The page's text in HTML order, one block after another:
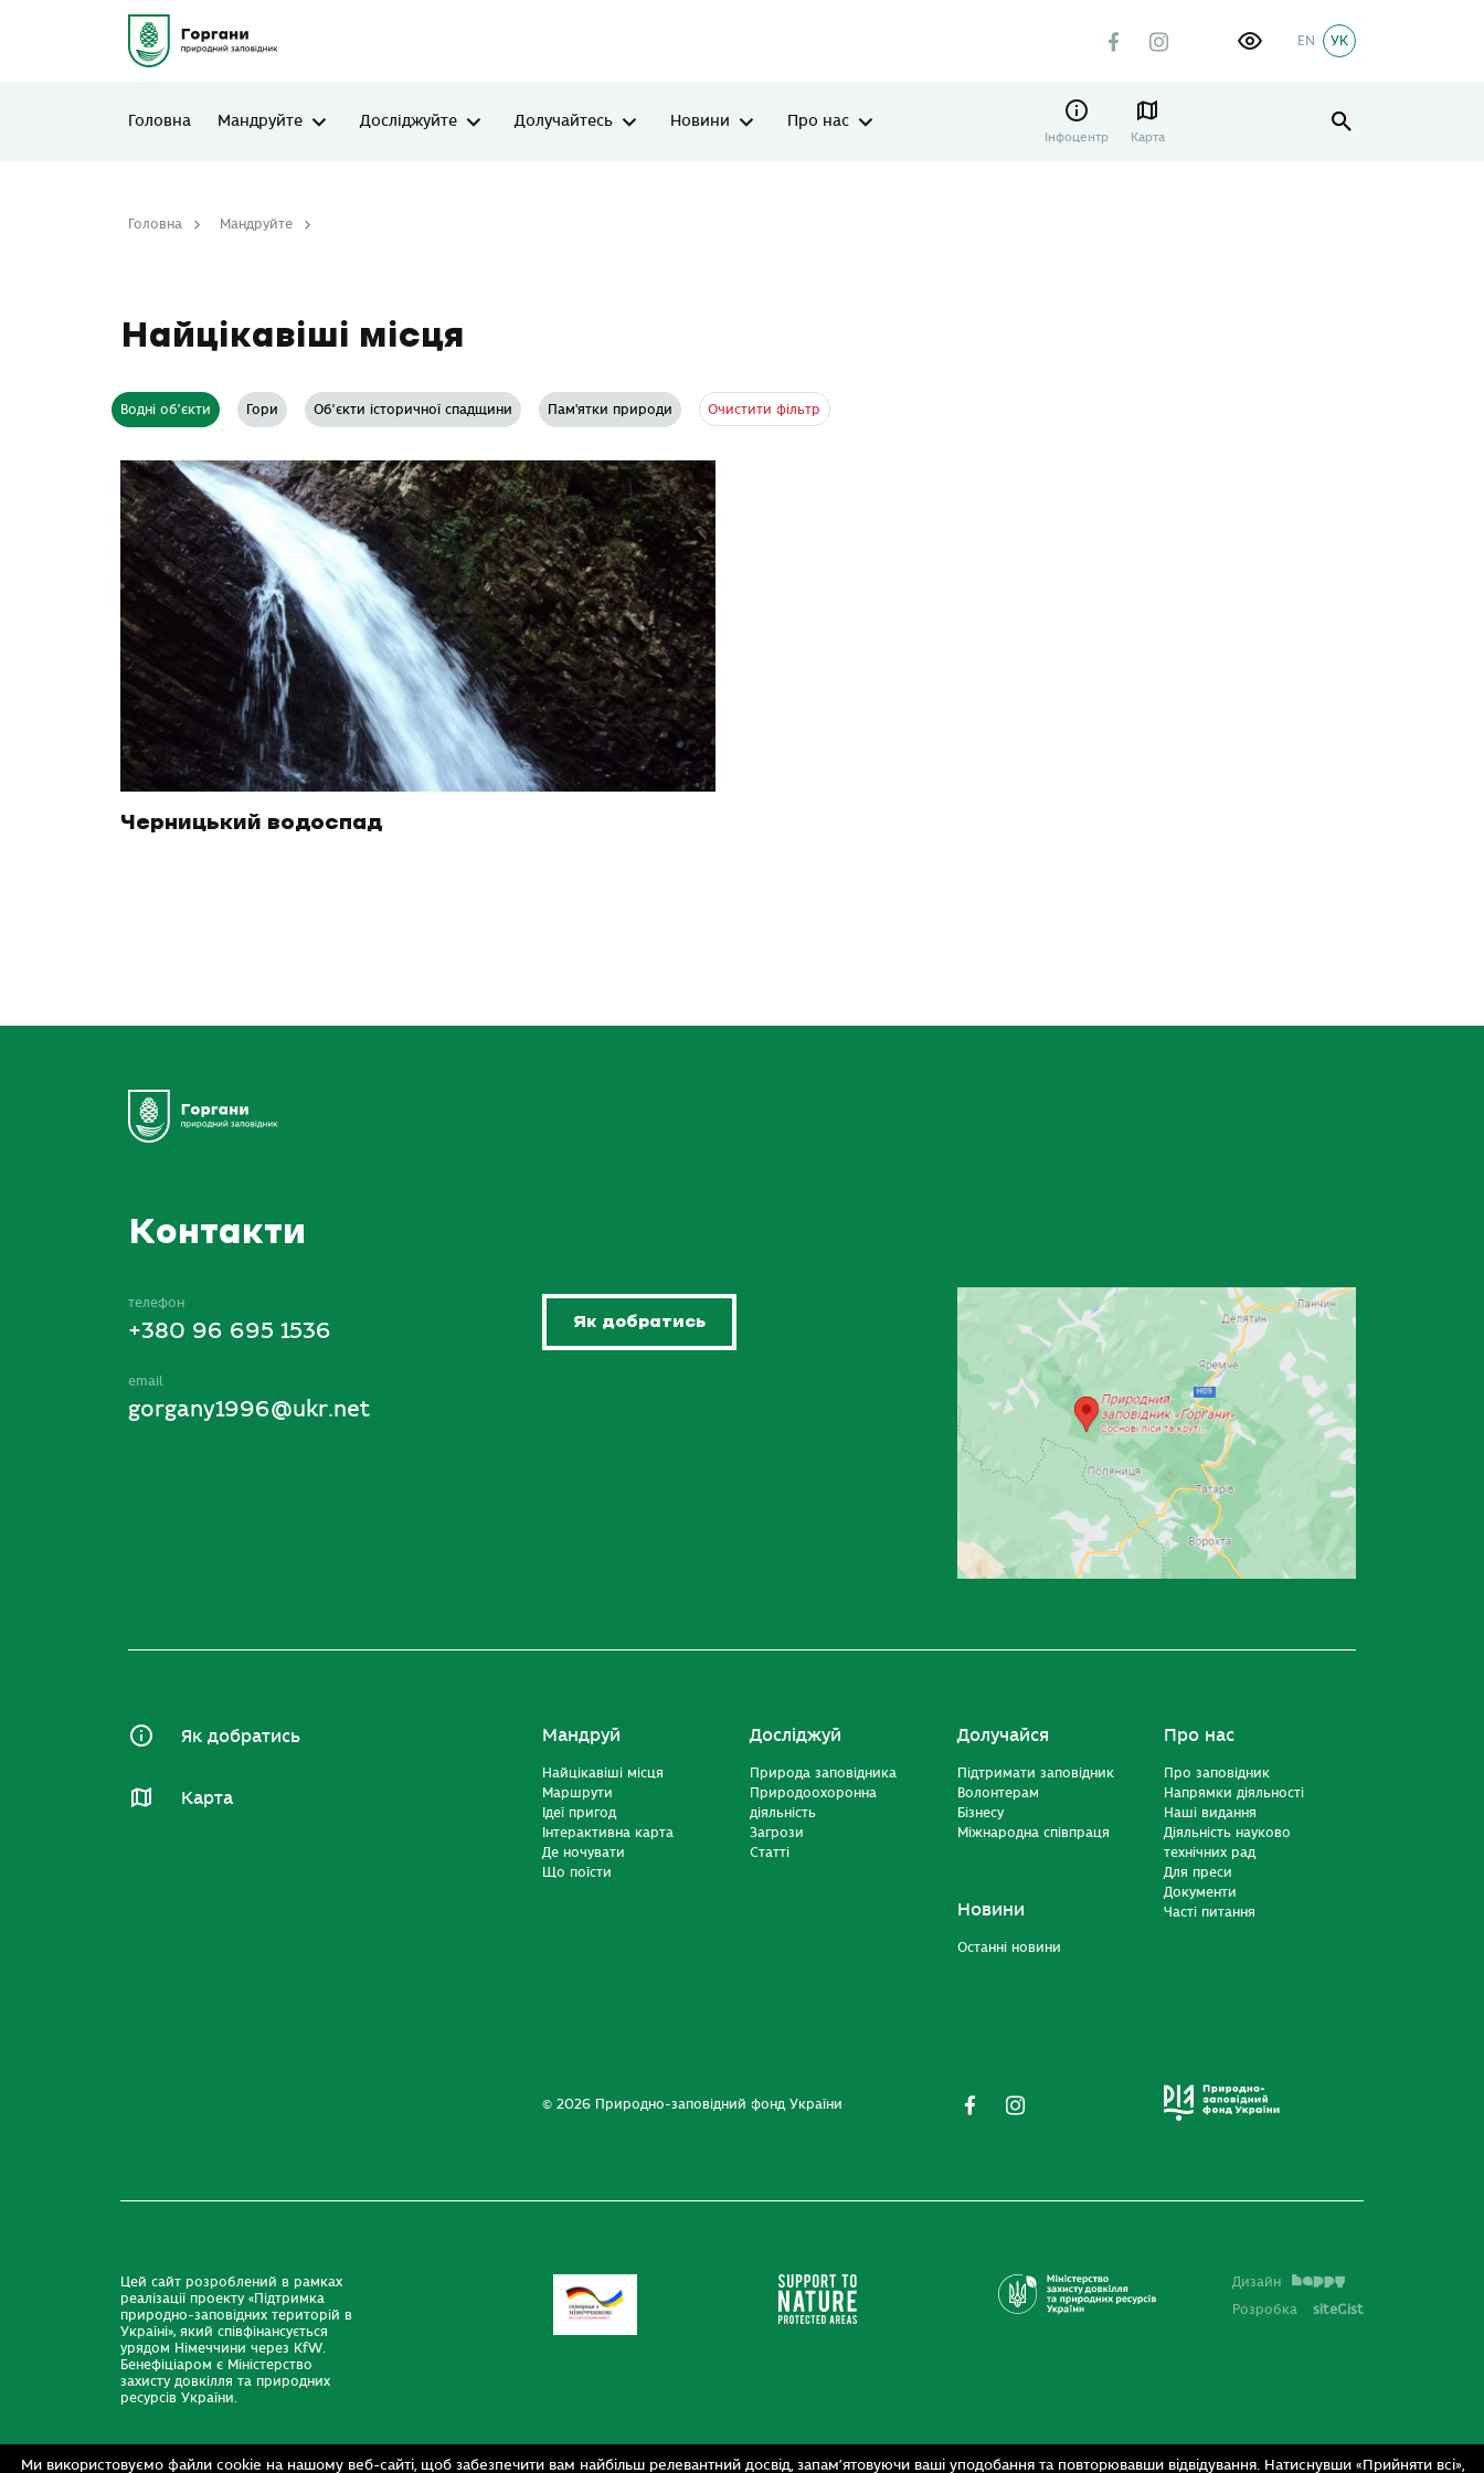
УК
EN
Головна Мандруйте Досліджуйте Долучайтесь Новини Про нас
Інфоцентр Карта
Головна Мандруйте
Найцікавіші місця
Водні об’єкти Гори Об’єкти історичної спадщини Пам'ятки природи Очистити фільтр
Черницький водоспад
Ми використовуємо файли cookie на нашому веб-сайті, щоб забезпечити вам найбільш релевантний досвід, запам’ятовуючи ваші уподобання та повторювавши відвідування. Натиснувши «Прийняти всі»,
Контакти
телефон
+380 96 695 1536
email
gorgany1996@ukr.net
Як добратись
Як добратись
Карта
Мандруй
Найцікавіші місця
Маршрути
Ідеї пригод
Інтерактивна карта
Де ночувати
Що поїсти
Досліджуй
Природа заповідника
Природоохоронна
діяльність
Загрози
Статті
Долучайся
Підтримати заповідник
Волонтерам
Бізнесу
Міжнародна співпраця
Новини
Останні новини
Про нас
Про заповідник
Напрямки діяльності
Наші видання
Діяльність науково
технічних рад
Для преси
Документи
Часті питання
© 2026 Природно-заповідний фонд України
Цей сайт розроблений в рамках
реалізації проекту «Підтримка
природно-заповідних територій в
Україні», який співфінансується
урядом Німеччини через KfW.
Бенефіціаром є Міністерство
захисту довкілля та природних
ресурсів України.
Дизайн
Розробка
siteGist